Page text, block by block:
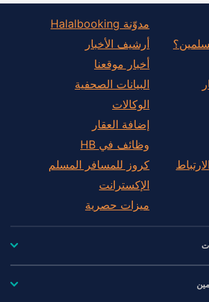
مدوّنة Halalbooking
أرشيف الأخبار
أخبار موقعنا
البيانات الصحفية
الوكالات
إضافة العقار
وظائف في HB
كروز للمسافر المسلم
الإكسترانت
ميزات حصرية